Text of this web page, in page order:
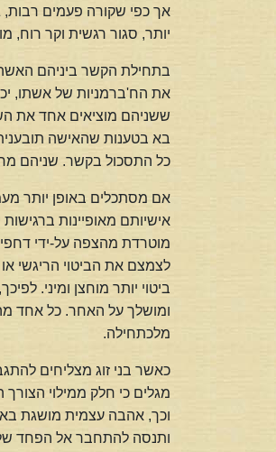
אך כפי שקורה פעמים
יותר, סגור רגשית וקר
בתחילת הקשר ביניהם
את הח'ברמניות של אשתו,
ששניהם מוציאים אחד את
בא בטענות שהאישה
כל התסכול בקשר. שניהם
אם מסתכלים באופן יותר
אישיותם מאופיינות
מוטרדת מהצפה על-ידי
לצמצם את הביטוי הריגשי
ביטוי יותר מוחצן ומיני.
ומושלך על האחר. כל אחד
מלכתחילה.
כאשר בני זוג מצליחים
מגלים כי חלק ממילוי
וכך, אהבה עצמית מושגת
ותנסה להתחבר אל הפחד